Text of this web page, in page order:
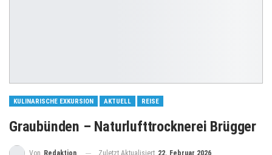
KULINARISCHE EXKURSION AKTUELL REISE
Graubünden – Naturlufttrocknerei Brügger
Zuletzt Aktualisiert 22. Februar 2026